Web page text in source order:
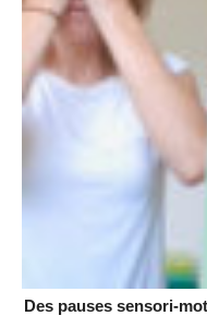
Des pauses sensori-